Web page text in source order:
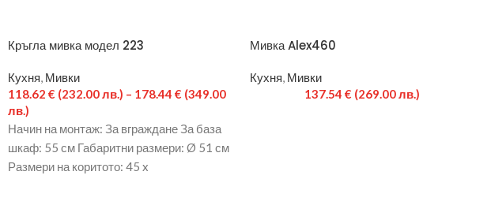
Кръгла мивка модел 223
Кухня, Мивки
118.62 € (232.00 лв.) – 178.44 € (349.00
лв.)
Начин на монтаж: За вграждане За база
шкаф: 55 см Габаритни размери: Ø 51 см
Размери на коритото: 45 x
Мивка Alex460
Кухня, Мивки
137.54€ (269.00 лв.)